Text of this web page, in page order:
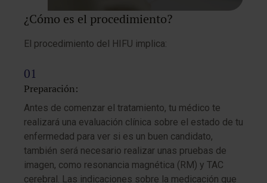
¿Cómo es el procedimiento?
El procedimiento del HIFU implica:
Preparación:
Antes de comenzar el tratamiento, tu médico te
realizará una evaluación clínica sobre el estado de tu
enfermedad para ver si es un buen candidato,
también será necesario realizar unas pruebas de
imagen, como resonancia magnética (RM) y TAC
cerebral. Las indicaciones sobre la medicación que